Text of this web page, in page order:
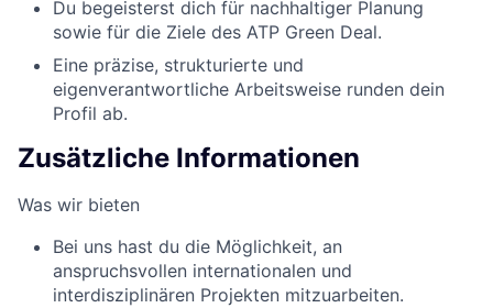
Du begeisterst dich für nachhaltiger Planung
sowie für die Ziele des ATP Green Deal.
Eine präzise, strukturierte und
eigenverantwortliche Arbeitsweise runden dein
Profil ab.
Zusätzliche Informationen
Was wir bieten
Bei uns hast du die Möglichkeit, an
anspruchsvollen internationalen und
interdisziplinären Projekten mitzuarbeiten.